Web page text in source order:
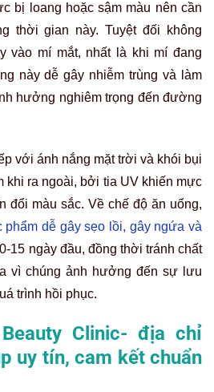
bị loang hoặc sậm màu nên cần
thời gian này. Tuyệt đối không
vào mí mắt, nhất là khi mí đang
này dễ gây nhiễm trùng và làm
hưởng nghiêm trọng đến đường
với ánh nắng mặt trời và khói bụi
khi ra ngoài, bởi tia UV khiến mực
đổi màu sắc. Về chế độ ăn uống,
phẩm dễ gây sẹo lồi, gây ngứa và
15 ngày đầu, đồng thời tránh chất
vì chúng ảnh hưởng đến sự lưu
trình hồi phục.
Clinic- địa chỉ
uy tín, cam kết chuẩn